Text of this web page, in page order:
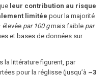
leur contribution au risque
limitée pour la majorité
élevée par 100 gmais faible par
et bases de données sur
la littérature figurent, par
pour la réglisse (jusqu’à ~3